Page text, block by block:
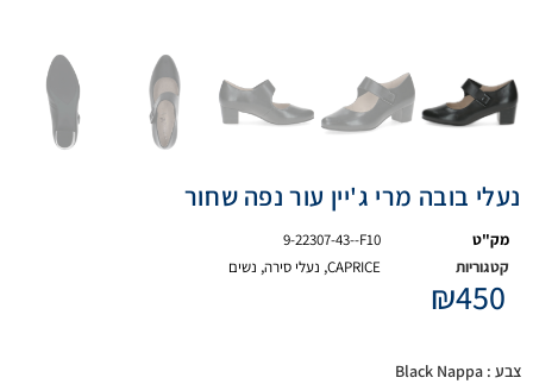
נעלי בובה מרי ג'יין עור נפה שחור
מק"ט
9-22307-43--F10
קטגוריות
CAPRICE
, נעלי סירה, נשים
₪450
צבע : Black Nappa